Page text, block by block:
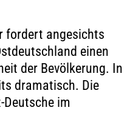
fordert angesichts
einen
der Bevölkerung. In
dramatisch. Die
im